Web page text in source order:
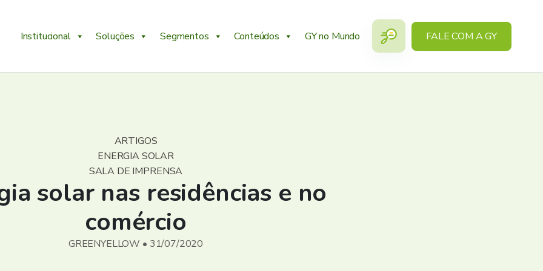
Institucional Soluções Segmentos Conteúdos GY no Mundo FALE COM A GY
ARTIGOS
ENERGIA SOLAR
SALA DE IMPRENSA
solar nas residências e no
comércio
GREENYELLOW • 31/07/2020